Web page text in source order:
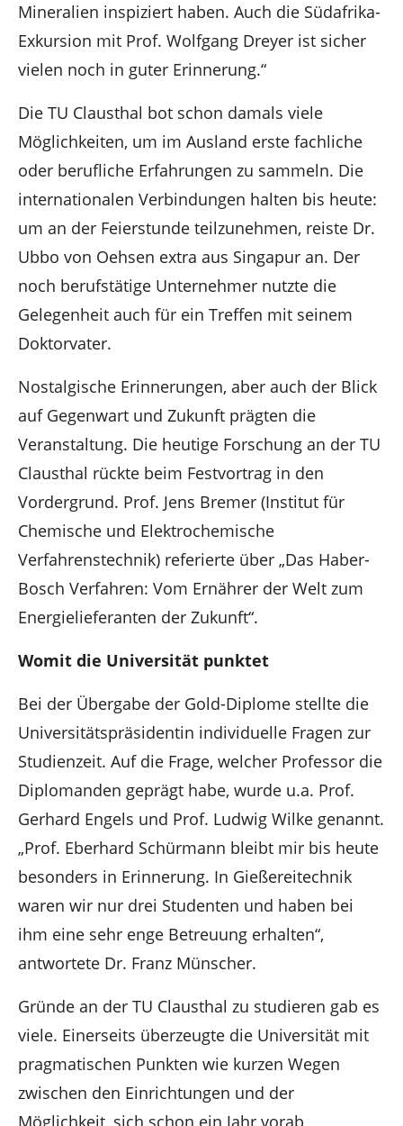
Mineralien inspiziert haben. Auch die Südafrika-
Exkursion mit Prof. Wolfgang Dreyer ist sicher
vielen noch in guter Erinnerung.“
Die TU Clausthal bot schon damals viele
Möglichkeiten, um im Ausland erste fachliche
oder berufliche Erfahrungen zu sammeln. Die
internationalen Verbindungen halten bis heute:
um an der Feierstunde teilzunehmen, reiste Dr.
Ubbo von Oehsen extra aus Singapur an. Der
noch berufstätige Unternehmer nutzte die
Gelegenheit auch für ein Treffen mit seinem
Doktorvater.
Nostalgische Erinnerungen, aber auch der Blick
auf Gegenwart und Zukunft prägten die
Veranstaltung. Die heutige Forschung an der TU
Clausthal rückte beim Festvortrag in den
Vordergrund. Prof. Jens Bremer (Institut für
Chemische und Elektrochemische
Verfahrenstechnik) referierte über „Das Haber-
Bosch Verfahren: Vom Ernährer der Welt zum
Energielieferanten der Zukunft“.
Womit die Universität punktet
Bei der Übergabe der Gold-Diplome stellte die
Universitätspräsidentin individuelle Fragen zur
Studienzeit. Auf die Frage, welcher Professor die
Diplomanden geprägt habe, wurde u.a. Prof.
Gerhard Engels und Prof. Ludwig Wilke genannt.
„Prof. Eberhard Schürmann bleibt mir bis heute
besonders in Erinnerung. In Gießereitechnik
waren wir nur drei Studenten und haben bei
ihm eine sehr enge Betreuung erhalten“,
antwortete Dr. Franz Münscher.
Gründe an der TU Clausthal zu studieren gab es
viele. Einerseits überzeugte die Universität mit
pragmatischen Punkten wie kurzen Wegen
zwischen den Einrichtungen und der